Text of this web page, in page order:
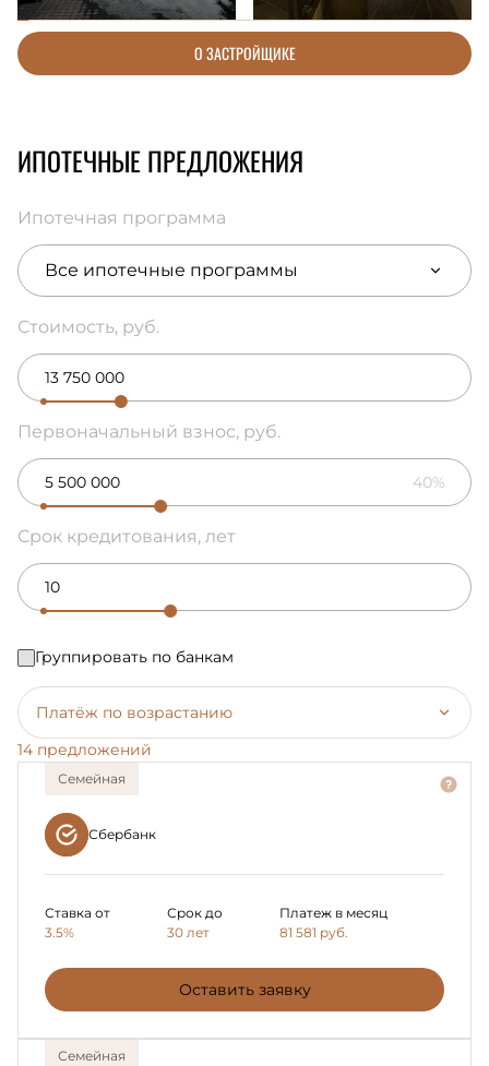
О ЗАСТРОЙЩИКЕ
ИПОТЕЧНЫЕ ПРЕДЛОЖЕНИЯ
Ипотечная программа
Все ипотечные программы
Стоимость, руб.
Первоначальный взнос, руб.
40%
Срок кредитования, лет
Группировать по банкам
Платёж по возрастанию
14 предложений
Семейная
Сбербанк
Ставка от
3.5%
Срок до
30 лет
Платеж в месяц
81 581 руб.
Оставить заявку
Семейная